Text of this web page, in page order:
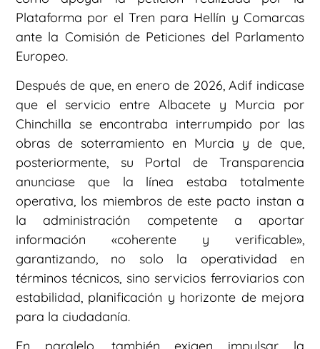
Plataforma por el Tren para Hellín y Comarcas
ante la Comisión de Peticiones del Parlamento
Europeo.
Después de que, en enero de 2026, Adif indicase
que el servicio entre Albacete y Murcia por
Chinchilla se encontraba interrumpido por las
obras de soterramiento en Murcia y de que,
posteriormente, su Portal de Transparencia
anunciase que la línea estaba totalmente
operativa, los miembros de este pacto instan a
la administración competente a aportar
información «coherente y verificable»,
garantizando, no solo la operatividad en
términos técnicos, sino servicios ferroviarios con
estabilidad, planificación y horizonte de mejora
para la ciudadanía.